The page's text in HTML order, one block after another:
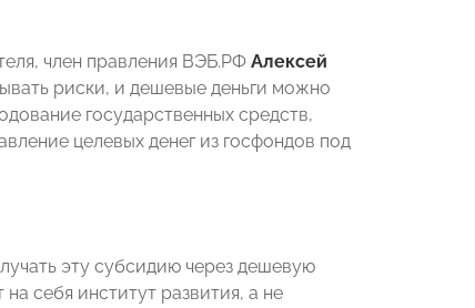
член правления ВЭБ.РФ Алексей
риски, и дешевые деньги можно
государственных средств,
целевых денег из госфондов под
эту субсидию через дешевую
себя институт развития, а не